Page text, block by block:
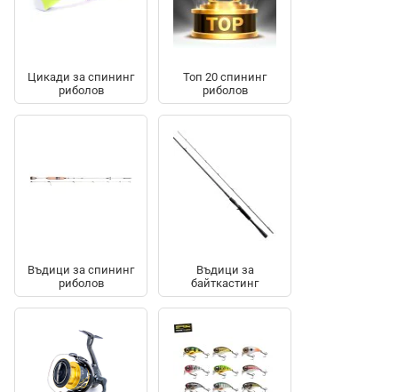
Цикади за спининг
риболов
Топ 20 спининг
риболов
Въдици за спининг
риболов
Въдици за
байткастинг